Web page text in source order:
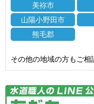
美祢市
山陽小野田市
熊毛郡
その他の地域の方もご相